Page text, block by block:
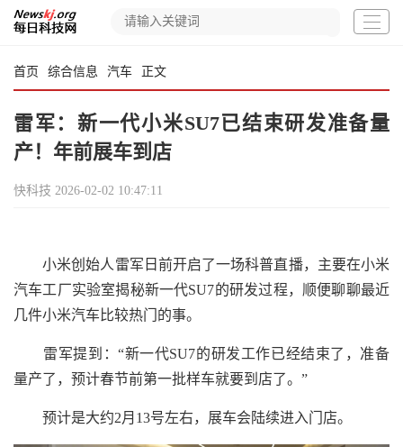
首页 综合信息 汽车 正文
雷军：新一代小米SU7已结束研发准备量
产！年前展车到店
快科技 2026-02-02 10:47:11
小米创始人雷军日前开启了一场科普直播，主要在小米
汽车工厂实验室揭秘新一代SU7的研发过程，顺便聊聊最近
几件小米汽车比较热门的事。
雷军提到：“新一代SU7的研发工作已经结束了，准备
量产了，预计春节前第一批样车就要到店了。”
预计是大约2月13号左右，展车会陆续进入门店。